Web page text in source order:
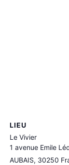
LIEU
Le Vivier
1 avenue Emile
AUBAIS, 30250